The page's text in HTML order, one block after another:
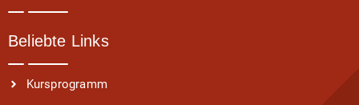
Beliebte Links
Kursprogramm